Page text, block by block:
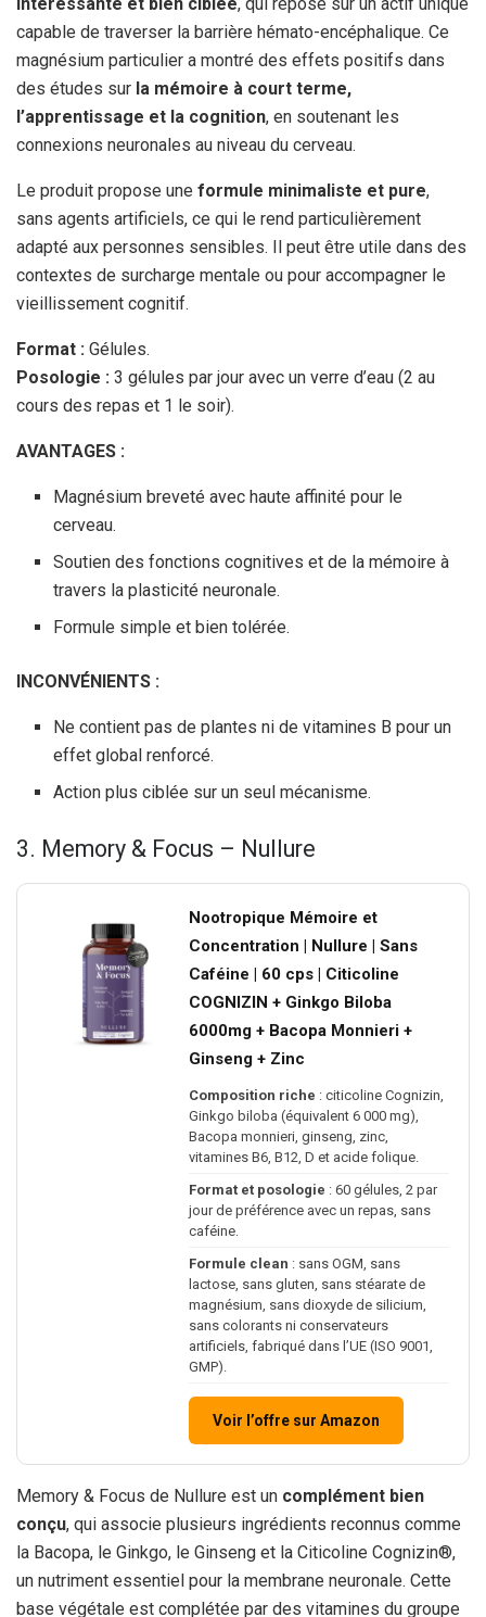
capable de traverser la barrière hémato-encéphalique. Ce
magnésium particulier a montré des effets positifs dans
des études sur la mémoire à court terme,
l’apprentissage et la cognition, en soutenant les
connexions neuronales au niveau du cerveau.
Le produit propose une formule minimaliste et pure,
sans agents artificiels, ce qui le rend particulièrement
adapté aux personnes sensibles. Il peut être utile dans des
contextes de surcharge mentale ou pour accompagner le
vieillissement cognitif.
Format : Gélules.
Posologie : 3 gélules par jour avec un verre d’eau (2 au
cours des repas et 1 le soir).
AVANTAGES :
Magnésium breveté avec haute affinité pour le
cerveau.
Soutien des fonctions cognitives et de la mémoire à
travers la plasticité neuronale.
Formule simple et bien tolérée.
INCONVÉNIENTS :
Ne contient pas de plantes ni de vitamines B pour un
effet global renforcé.
Action plus ciblée sur un seul mécanisme.
3. Memory & Focus – Nullure
Nootropique Mémoire et
Concentration | Nullure | Sans
Caféine | 60 cps | Citicoline
COGNIZIN + Ginkgo Biloba
6000mg + Bacopa Monnieri +
Ginseng + Zinc
Composition riche : citicoline Cognizin,
Ginkgo biloba (équivalent 6 000 mg),
Bacopa monnieri, ginseng, zinc,
vitamines B6, B12, D et acide folique.
Format et posologie : 60 gélules, 2 par
jour de préférence avec un repas, sans
caféine.
Formule clean : sans OGM, sans
lactose, sans gluten, sans stéarate de
magnésium, sans dioxyde de silicium,
sans colorants ni conservateurs
artificiels, fabriqué dans l’UE (ISO 9001,
GMP).
Voir l’offre sur Amazon
Memory & Focus de Nullure est un complément bien
conçu, qui associe plusieurs ingrédients reconnus comme
la Bacopa, le Ginkgo, le Ginseng et la Citicoline Cognizin®,
un nutriment essentiel pour la membrane neuronale. Cette
base végétale est complétée par des vitamines du groupe